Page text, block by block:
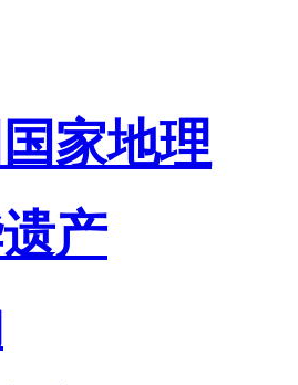
家地理
产